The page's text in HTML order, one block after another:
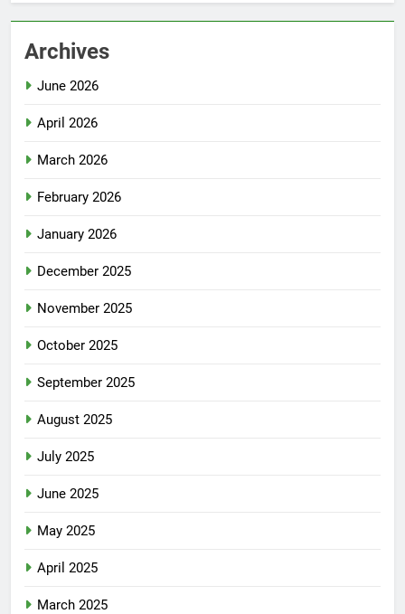
Archives
June 2026
April 2026
March 2026
February 2026
January 2026
December 2025
November 2025
October 2025
September 2025
August 2025
July 2025
June 2025
May 2025
April 2025
March 2025